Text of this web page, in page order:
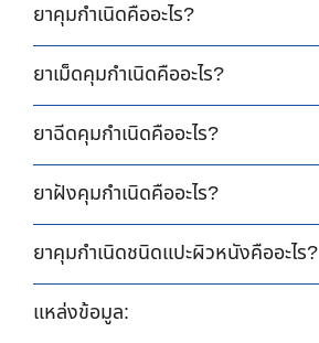
ยาคุมกำเนิดคืออะไร?
ยาเม็ดคุมกำเนิดคืออะไร?
ยาฉีดคุมกำเนิดคืออะไร?
ยาฝังคุมกำเนิดคืออะไร?
ยาคุมกำเนิดชนิดแปะผิวหนังคืออะไร?
แหล่งข้อมูล: